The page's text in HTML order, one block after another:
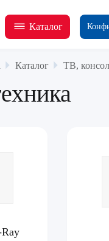
Каталог
Каталог ТВ,